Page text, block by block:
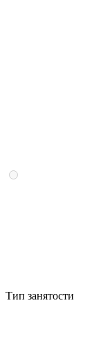
Тип занятости